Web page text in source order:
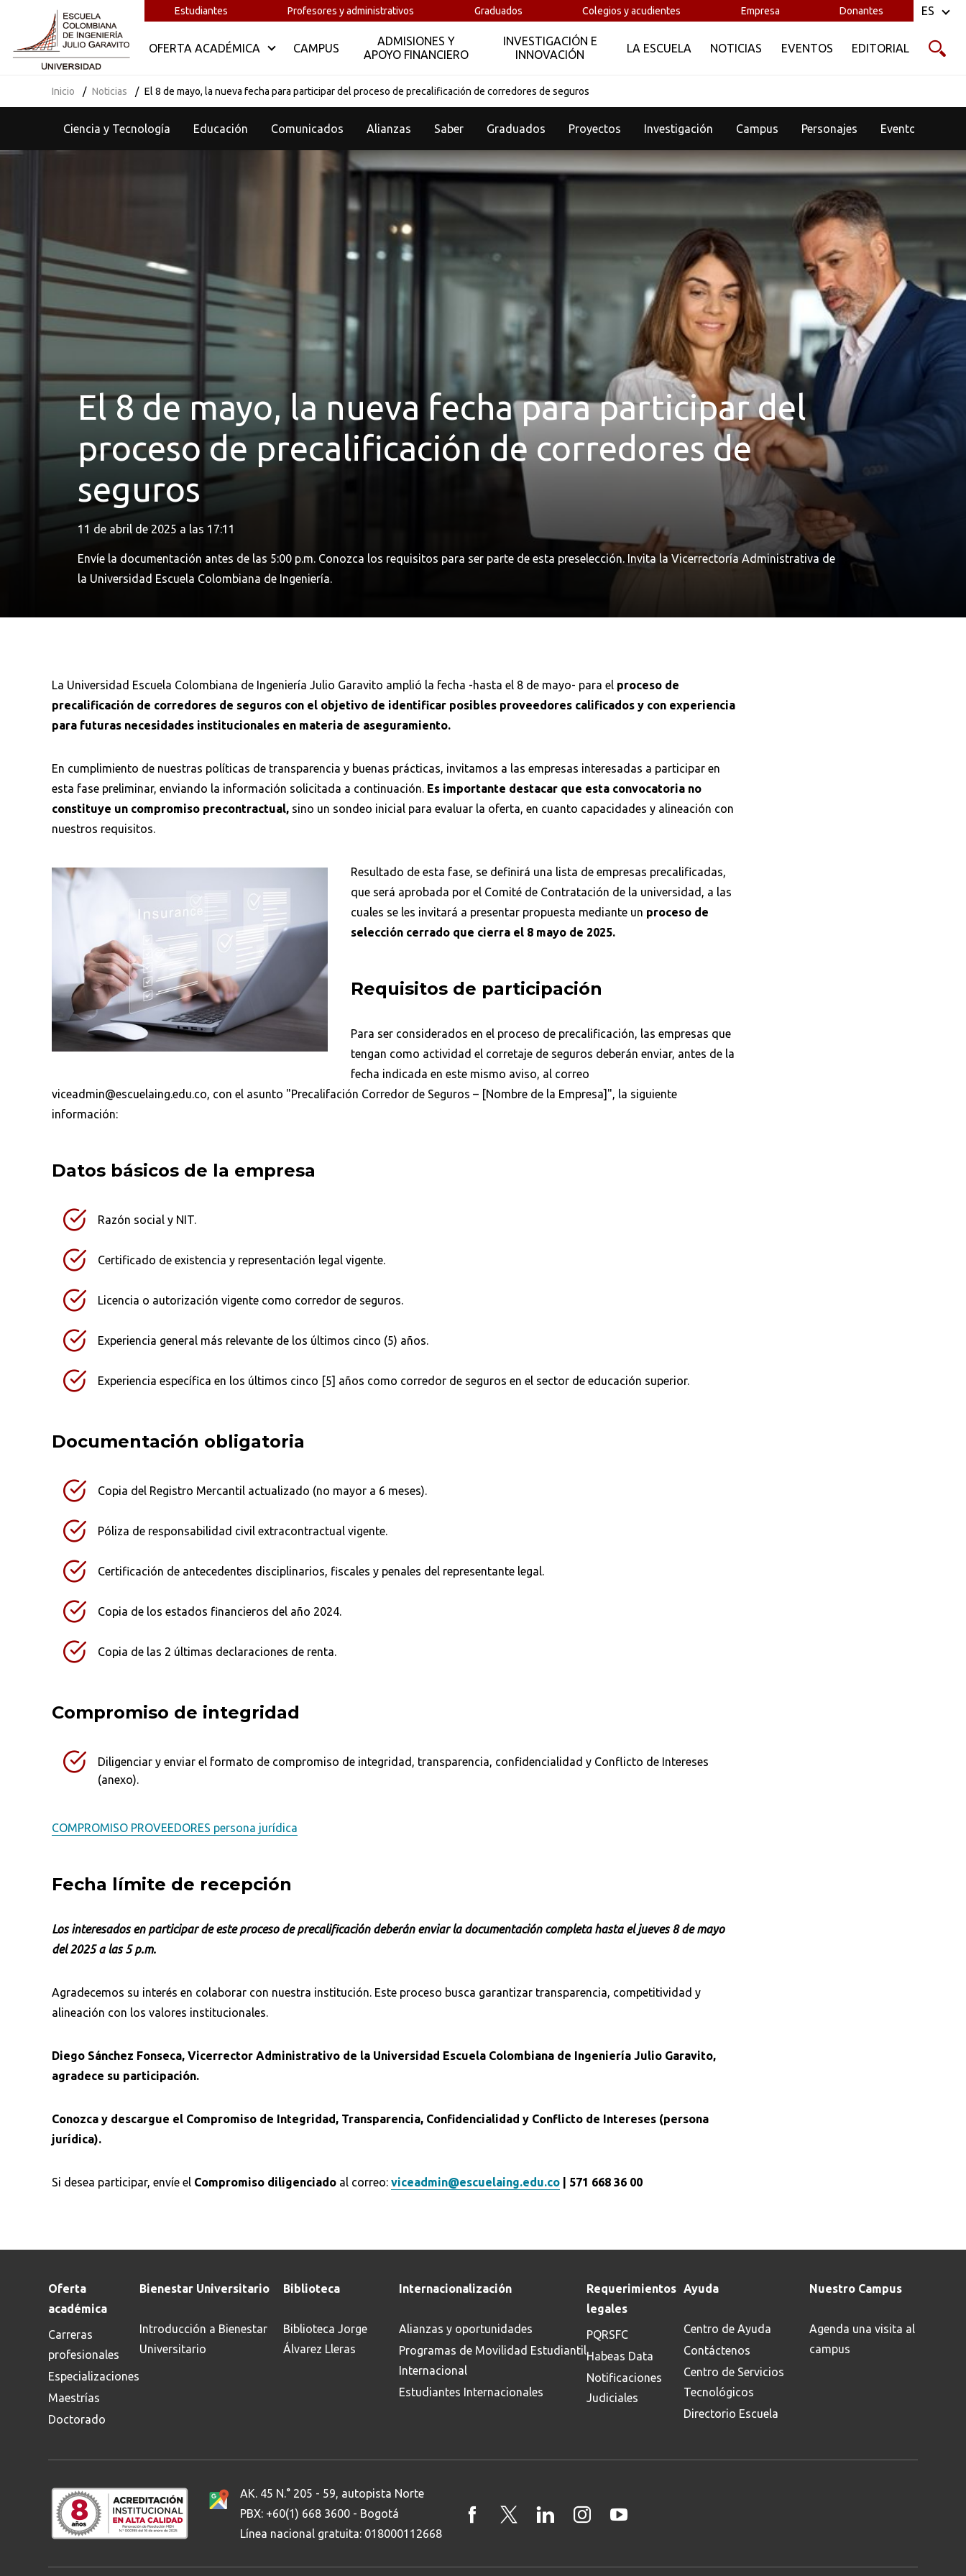
Estudiantes Profesores y administrativos Graduados Colegios y acudientes Empresa Donantes
OFERTA ACADÉMICA CAMPUS
ADMISIONES Y
APOYO FINANCIERO
INVESTIGACIÓN E
INNOVACIÓN
LA ESCUELA NOTICIAS EVENTOS EDITORIAL
ES
Inicio Noticias El 8 de mayo, la nueva fecha para participar del proceso de precalificación de corredores de seguros
Ciencia y Tecnología Educación Comunicados Alianzas Saber Graduados Proyectos Investigación Campus Personajes Eventos
El 8 de mayo, la nueva fecha para participar del
proceso de precalificación de corredores de
seguros
11 de abril de 2025 a las 17:11
Envíe la documentación antes de las 5:00 p.m. Conozca los requisitos para ser parte de esta preselección. Invita la Vicerrectoría Administrativa de
la Universidad Escuela Colombiana de Ingeniería.
La Universidad Escuela Colombiana de Ingeniería Julio Garavito amplió la fecha -hasta el 8 de mayo- para el proceso de
precalificación de corredores de seguros con el objetivo de identificar posibles proveedores calificados y con experiencia
para futuras necesidades institucionales en materia de aseguramiento.
En cumplimiento de nuestras políticas de transparencia y buenas prácticas, invitamos a las empresas interesadas a participar en
esta fase preliminar, enviando la información solicitada a continuación. Es importante destacar que esta convocatoria no
constituye un compromiso precontractual, sino un sondeo inicial para evaluar la oferta, en cuanto capacidades y alineación con
nuestros requisitos.
Resultado de esta fase, se definirá una lista de empresas precalificadas,
que será aprobada por el Comité de Contratación de la universidad, a las
cuales se les invitará a presentar propuesta mediante un proceso de
selección cerrado que cierra el 8 mayo de 2025.
Requisitos de participación
Para ser considerados en el proceso de precalificación, las empresas que
tengan como actividad el corretaje de seguros deberán enviar, antes de la
fecha indicada en este mismo aviso, al correo
viceadmin@escuelaing.edu.co, con el asunto "Precalifación Corredor de Seguros – [Nombre de la Empresa]", la siguiente
información:
Datos básicos de la empresa
Razón social y NIT.
Certificado de existencia y representación legal vigente.
Licencia o autorización vigente como corredor de seguros.
Experiencia general más relevante de los últimos cinco (5) años.
Experiencia específica en los últimos cinco [5] años como corredor de seguros en el sector de educación superior.
Documentación obligatoria
Copia del Registro Mercantil actualizado (no mayor a 6 meses).
Póliza de responsabilidad civil extracontractual vigente.
Certificación de antecedentes disciplinarios, fiscales y penales del representante legal.
Copia de los estados financieros del año 2024.
Copia de las 2 últimas declaraciones de renta.
Compromiso de integridad
Diligenciar y enviar el formato de compromiso de integridad, transparencia, confidencialidad y Conflicto de Intereses
(anexo).
COMPROMISO PROVEEDORES persona jurídica
Fecha límite de recepción
Los interesados en participar de este proceso de precalificación deberán enviar la documentación completa hasta el jueves 8 de mayo
del 2025 a las 5 p.m.
Agradecemos su interés en colaborar con nuestra institución. Este proceso busca garantizar transparencia, competitividad y
alineación con los valores institucionales.
Diego Sánchez Fonseca, Vicerrector Administrativo de la Universidad Escuela Colombiana de Ingeniería Julio Garavito,
agradece su participación.
Conozca y descargue el Compromiso de Integridad, Transparencia, Confidencialidad y Conflicto de Intereses (persona
jurídica).
Si desea participar, envíe el Compromiso diligenciado al correo: viceadmin@escuelaing.edu.co | 571 668 36 00
¿Qué buscas?
Ordenar por: *
Oferta
académica
Carreras
profesionales
Especializaciones
Maestrías
Doctorado
Bienestar Universitario
Introducción a Bienestar
Universitario
Biblioteca
Biblioteca Jorge
Álvarez Lleras
Internacionalización
Alianzas y oportunidades
Programas de Movilidad Estudiantil
Internacional
Estudiantes Internacionales
Requerimientos
legales
PQRSFC
Habeas Data
Notificaciones
Judiciales
Ayuda
Centro de Ayuda
Contáctenos
Centro de Servicios
Tecnológicos
Directorio Escuela
Nuestro Campus
Agenda una visita al
campus
AK. 45 N.° 205 - 59, autopista Norte
PBX: +60(1) 668 3600 - Bogotá
Línea nacional gratuita: 018000112668